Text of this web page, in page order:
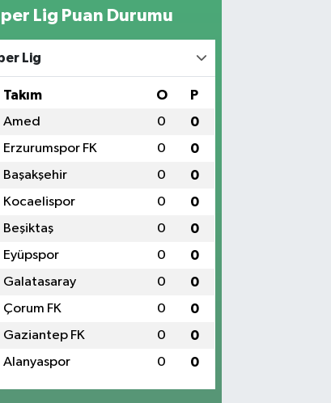
Lig Puan Durumu
Lig
Takım O P
Amed 0 0
Erzurumspor FK 0 0
Başakşehir 0 0
Kocaelispor 0 0
Beşiktaş 0 0
Eyüpspor 0 0
Galatasaray 0 0
Çorum FK 0 0
Gaziantep FK 0 0
Alanyaspor 0 0